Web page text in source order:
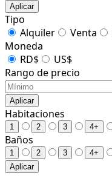
Aplicar
Tipo
Alquiler
Venta
Moneda
RD$
US$
Rango de precio
Aplicar
Habitaciones
1 2 3 4+
Baños
1 2 3
4+
Aplicar